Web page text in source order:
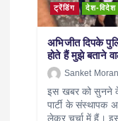
ट्रेंडिंग देश-विदेश
अभिजीत दिपके
होते हैं मुझे बताने
Sanket
इस खबर को सुनने
पार्टी के संस्थापक
लेकर चर्चा में हैं।